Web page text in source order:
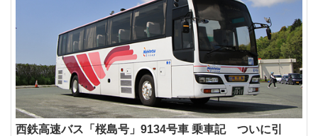
西鉄高速バス「桜島号」9134号車 乗車記 ついに引